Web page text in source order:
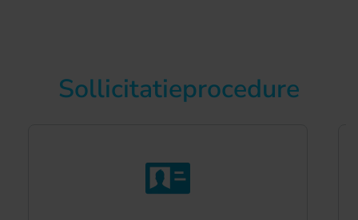
Sollicitatieprocedure